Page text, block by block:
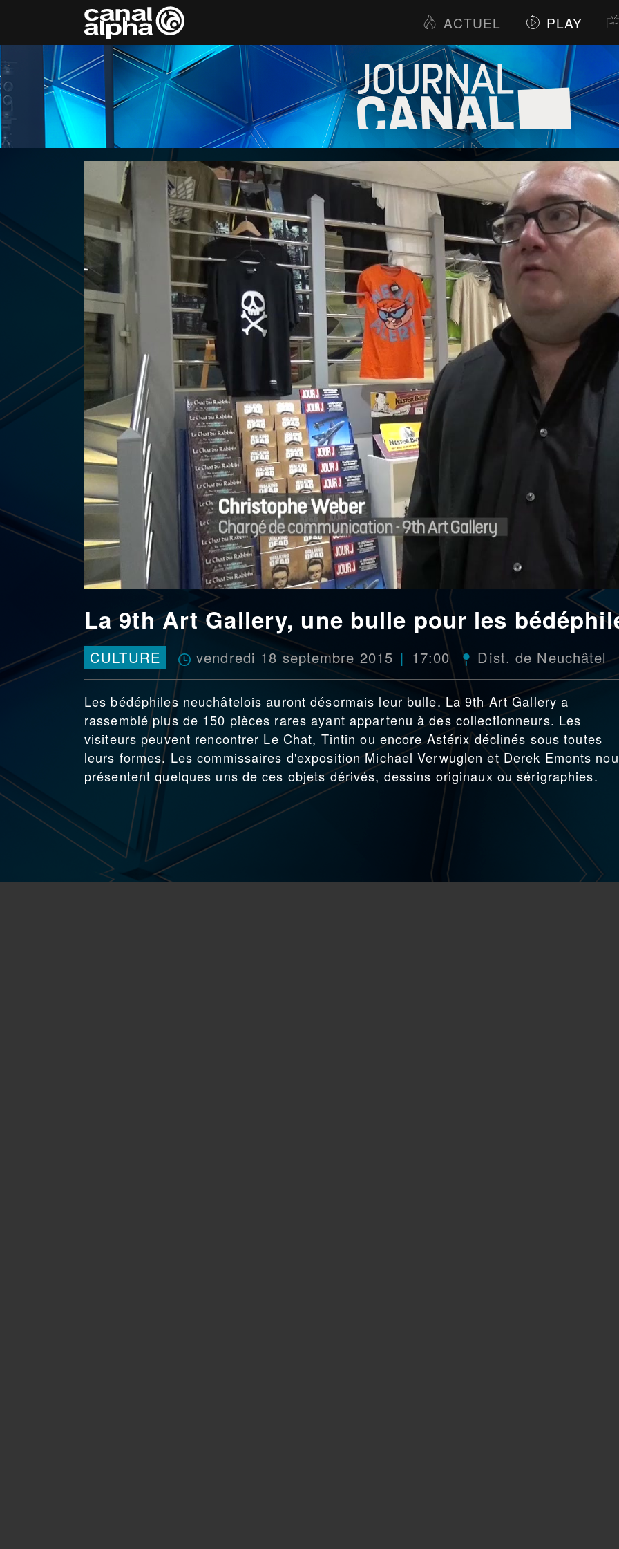
ACTUEL PLAY
La 9th Art Gallery, une bulle pour les
CULTURE vendredi 18 septembre 2015 17:00 Dist. de Neuchâtel
Les bédéphiles neuchâtelois auront désormais leur bulle. La 9th Art Gallery a
rassemblé plus de 150 pièces rares ayant appartenu à des collectionneurs. Les
visiteurs peuvent rencontrer Le Chat, Tintin ou encore Astérix déclinés sous toutes
leurs formes. Les commissaires d'exposition Michael Verwuglen et Derek Emonts
présentent quelques uns de ces objets dérivés, dessins originaux ou sérigraphies.